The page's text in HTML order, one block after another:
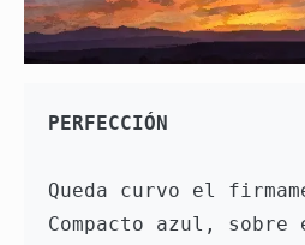
PERFECCIÓN
Queda curvo el
Compacto azul,